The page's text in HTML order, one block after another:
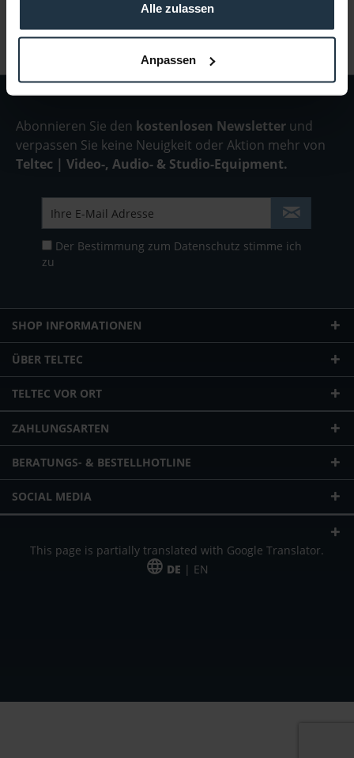
Alle zulassen
Anpassen
Infos zu Hersteller & Produktsicherheit
Folgende Infos zum Hersteller sind verfübar......mehr
Abonnieren Sie den kostenlosen Newsletter und
verpassen Sie keine Neuigkeit oder Aktion mehr von
Teltec | Video-, Audio- & Studio-Equipment.
Der Bestimmung zum Datenschutz stimme ich
zu
SHOP INFORMATIONEN
ÜBER TELTEC
TELTEC VOR ORT
ZAHLUNGSARTEN
BERATUNGS- & BESTELLHOTLINE
SOCIAL MEDIA
This page is partially translated with Google Translator.
DE | EN